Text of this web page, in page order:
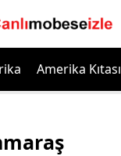
Amerika Kıtası